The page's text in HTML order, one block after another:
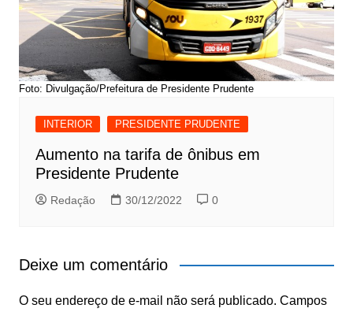
Foto: Divulgação/Prefeitura de Presidente Prudente
INTERIOR PRESIDENTE PRUDENTE
Aumento na tarifa de ônibus em
Presidente Prudente
Redação 30/12/2022 0
Deixe um comentário
O seu endereço de e-mail não será publicado. Campos